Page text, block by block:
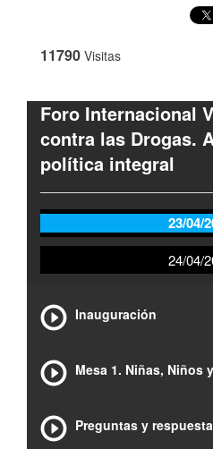
11790 Visitas
Foro Internacional
contra las Drogas.
política integral
23/04/
24/04/
Inauguración
Mesa 1. Niñas, Niños
Preguntas y